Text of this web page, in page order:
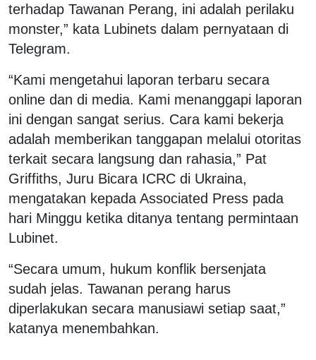
terhadap Tawanan Perang, ini adalah perilaku
monster,” kata Lubinets dalam pernyataan di
Telegram.
“Kami mengetahui laporan terbaru secara
online dan di media. Kami menanggapi laporan
ini dengan sangat serius. Cara kami bekerja
adalah memberikan tanggapan melalui otoritas
terkait secara langsung dan rahasia,” Pat
Griffiths, Juru Bicara ICRC di Ukraina,
mengatakan kepada Associated Press pada
hari Minggu ketika ditanya tentang permintaan
Lubinet.
“Secara umum, hukum konflik bersenjata
sudah jelas. Tawanan perang harus
diperlakukan secara manusiawi setiap saat,”
katanya menembahkan.